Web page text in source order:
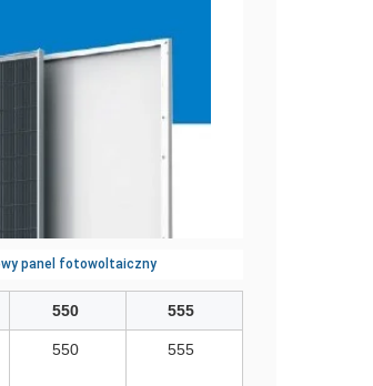
panel fotowoltaiczny
550 555
550 555